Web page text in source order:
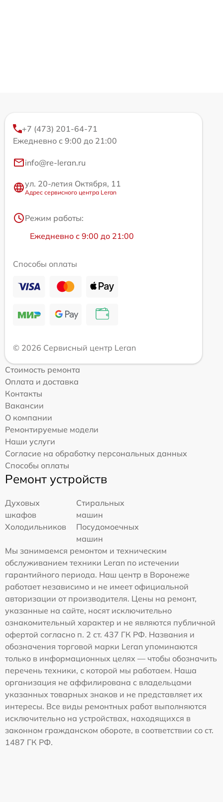
+7 (473) 201-64-71
Ежедневно с 9:00 до 21:00
info@re-leran.ru
ул. 20-летия Октября, 11
Адрес сервисного центра Leran
Режим работы:
Ежедневно с 9:00 до 21:00
Способы оплаты
© 2026 Сервисный центр Leran
Стоимость ремонта
Оплата и доставка
Контакты
Вакансии
О компании
Ремонтируемые модели
Наши услуги
Согласие на обработку персональных данных
Способы оплаты
Ремонт устройств
Духовых
шкафов
Стиральных
машин
Холодильников
Посудомоечных
машин
Мы занимаемся ремонтом и техническим
обслуживанием техники Leran по истечении
гарантийного периода. Наш центр в Воронеже
работает независимо и не имеет официальной
авторизации от производителя. Цены на ремонт,
указанные на сайте, носят исключительно
ознакомительный характер и не являются публичной
офертой согласно п. 2 ст. 437 ГК РФ. Названия и
обозначения торговой марки Leran упоминаются
только в информационных целях — чтобы обозначить
перечень техники, с которой мы работаем. Наша
организация не аффилирована с владельцами
указанных товарных знаков и не представляет их
интересы. Все виды ремонтных работ выполняются
исключительно на устройствах, находящихся в
законном гражданском обороте, в соответствии со ст.
1487 ГК РФ.